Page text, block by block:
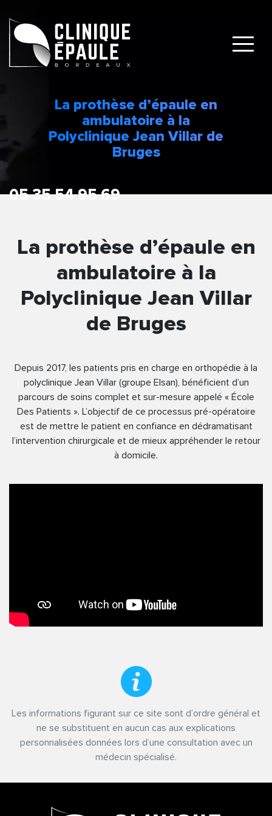
La prothèse d’épaule en
ambulatoire à la
Polyclinique Jean Villar de
Bruges
La prothèse d’épaule en
ambulatoire à la
Polyclinique Jean Villar
de Bruges
Depuis 2017, les patients pris en charge en orthopédie à la
polyclinique Jean Villar (groupe Elsan), bénéficient d’un
parcours de soins complet et sur-mesure appelé « École
Des Patients ». L’objectif de ce processus pré-opératoire
est de mettre le patient en confiance en dédramatisant
l’intervention chirurgicale et de mieux appréhender le retour
à domicile.
Les informations figurant sur ce site sont d’ordre général et
ne se substituent en aucun cas aux explications
personnalisées données lors d’une consultation avec un
médecin spécialisé.